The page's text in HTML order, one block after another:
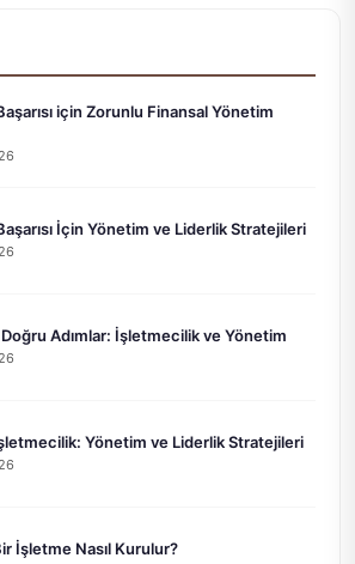
için Zorunlu Finansal Yönetim
İçin Yönetim ve Liderlik Stratejileri
Doğru Adımlar: İşletmecilik ve Yönetim
İşletmecilik: Yönetim ve Liderlik Stratejileri
İşletme Nasıl Kurulur?